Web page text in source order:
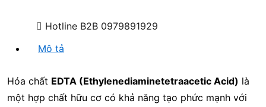
Hotline B2B 0979891929
Mô tả
Hóa chất EDTA (Ethylenediaminetetraacetic Acid) là
một hợp chất hữu cơ có khả năng tạo phức mạnh với